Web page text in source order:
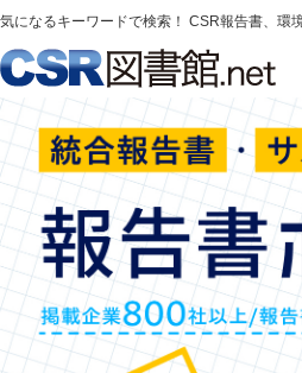
気になるキーワードで検索！ CSR報告書、環